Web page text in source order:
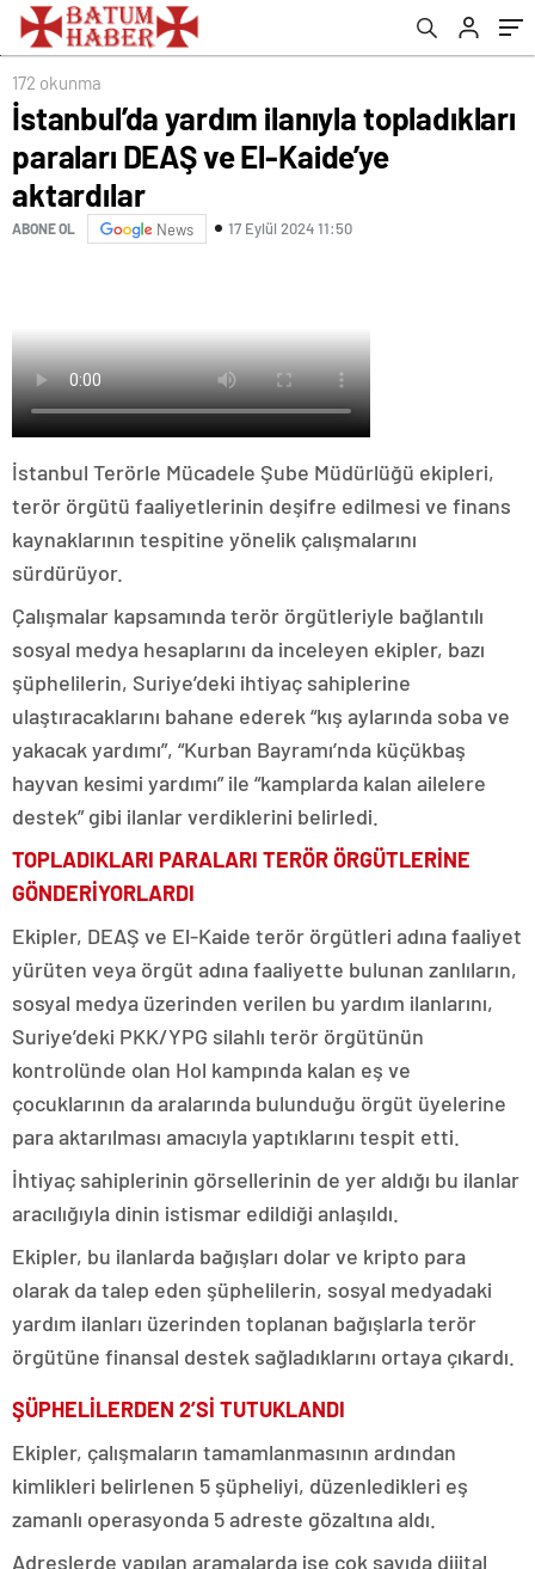
172 okunma
İstanbul’da yardım ilanıyla topladıkları
paraları DEAŞ ve El-Kaide’ye
aktardılar
ABONE OL News 17 Eylül 2024 11:50
İstanbul Terörle Mücadele Şube Müdürlüğü ekipleri,
terör örgütü faaliyetlerinin deşifre edilmesi ve finans
kaynaklarının tespitine yönelik çalışmalarını
sürdürüyor.
Çalışmalar kapsamında terör örgütleriyle bağlantılı
sosyal medya hesaplarını da inceleyen ekipler, bazı
şüphelilerin, Suriye’deki ihtiyaç sahiplerine
ulaştıracaklarını bahane ederek “kış aylarında soba ve
yakacak yardımı”, “Kurban Bayramı’nda küçükbaş
hayvan kesimi yardımı” ile “kamplarda kalan ailelere
destek” gibi ilanlar verdiklerini belirledi.
TOPLADIKLARI PARALARI TERÖR ÖRGÜTLERİNE
GÖNDERİYORLARDI
Ekipler, DEAŞ ve El-Kaide terör örgütleri adına faaliyet
yürüten veya örgüt adına faaliyette bulunan zanlıların,
sosyal medya üzerinden verilen bu yardım ilanlarını,
Suriye’deki PKK/YPG silahlı terör örgütünün
kontrolünde olan Hol kampında kalan eş ve
çocuklarının da aralarında bulunduğu örgüt üyelerine
para aktarılması amacıyla yaptıklarını tespit etti.
İhtiyaç sahiplerinin görsellerinin de yer aldığı bu ilanlar
aracılığıyla dinin istismar edildiği anlaşıldı.
Ekipler, bu ilanlarda bağışları dolar ve kripto para
olarak da talep eden şüphelilerin, sosyal medyadaki
yardım ilanları üzerinden toplanan bağışlarla terör
örgütüne finansal destek sağladıklarını ortaya çıkardı.
ŞÜPHELİLERDEN 2’Sİ TUTUKLANDI
Ekipler, çalışmaların tamamlanmasının ardından
kimlikleri belirlenen 5 şüpheliyi, düzenledikleri eş
zamanlı operasyonda 5 adreste gözaltına aldı.
Adreslerde yapılan aramalarda ise çok sayıda dijital